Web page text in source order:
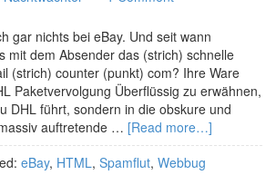
gar nichts bei eBay. Und seit wann
mit dem Absender das (strich) schnelle
(strich) counter (punkt) com? Ihre Ware
Paketvervolgung Überflüssig zu erwähnen,
DHL führt, sondern in die obskure und
auftretende … [Read more…]
eBay, HTML, Spamflut, Webbug